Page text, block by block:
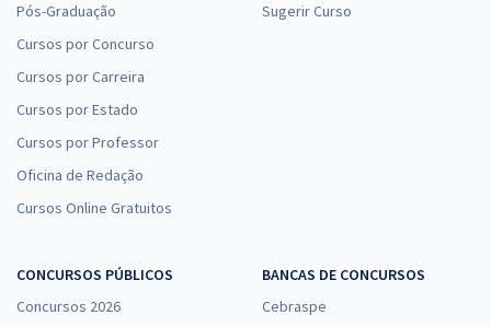
Pós-Graduação
Cursos por Concurso
Cursos por Carreira
Cursos por Estado
Cursos por Professor
Oficina de Redação
Cursos Online Gratuitos
Sugerir Curso
CONCURSOS PÚBLICOS
Concursos 2026
BANCAS DE CONCURSOS
Cebraspe